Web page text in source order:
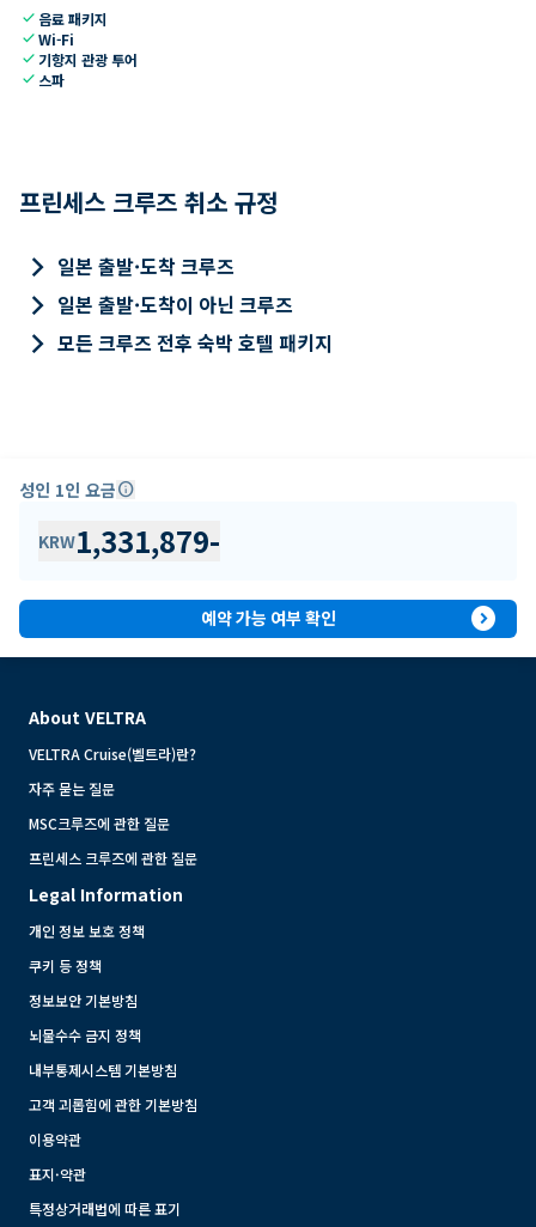
check 음료 패키지
checkWi-Fi
check 기항지 관광 투어
check 스파
프린세스 크루즈 취소 규정
keyboard_arrow_right 일본 출발·도착 크루즈
keyboard_arrow_right 일본 출발·도착이 아닌 크루즈
keyboard_arrow_right 모든 크루즈 전후 숙박 호텔 패키지
성인 1인 요금info
KRW1,331,879-
예약 가능 여부 확인 expand_circle_right
About VELTRA
VELTRA Cruise(벨트라)란?
자주 묻는 질문
MSC크루즈에 관한 질문
프린세스 크루즈에 관한 질문
Legal Information
개인 정보 보호 정책
쿠키 등 정책
정보보안 기본방침
뇌물수수 금지 정책
내부통제시스템 기본방침
고객 괴롭힘에 관한 기본방침
이용약관
표지·약관
특정상거래법에 따른 표기